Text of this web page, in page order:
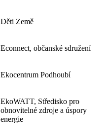
Děti Země
Econnect, občanské sdružení
Ekocentrum Podhoubí
EkoWATT, Středisko pro
obnovitelné zdroje a úspory
energie